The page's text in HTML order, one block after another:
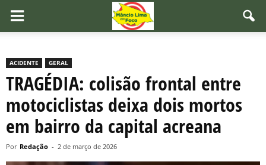
ACIDENTE GERAL
TRAGÉDIA: colisão frontal entre
motociclistas deixa dois mortos
em bairro da capital acreana
Por Redação - 2 de março de 2026